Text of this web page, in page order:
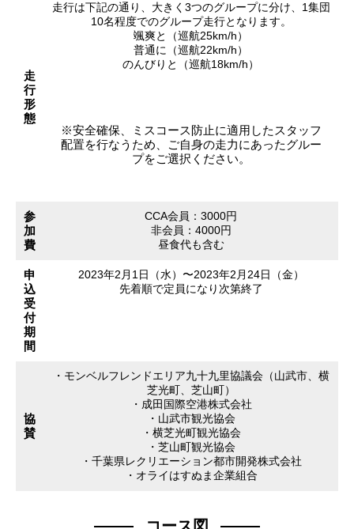
走
行
形
態
走行は下記の通り、大きく3つのグループに分け、1集団
10名程度でのグループ走行となります。
颯爽と（巡航25km/h）
普通に（巡航22km/h）
のんびりと（巡航18km/h）
※安全確保、ミスコース防止に適用したスタッフ
配置を行なうため、ご自身の走力にあったグルー
プをご選択ください。
参
加
費
CCA会員：3000円
非会員：4000円
昼食代も含む
申
込
受
付
期
間
2023年2月1日（水）〜2023年2月24日（金）
先着順で定員になり次第終了
協
賛
・モンベルフレンドエリア九十九里協議会（山武市、横
芝光町、芝山町）
・成田国際空港株式会社
・山武市観光協会
・横芝光町観光協会
・芝山町観光協会
・千葉県レクリエーション都市開発株式会社
・オライはすぬま企業組合